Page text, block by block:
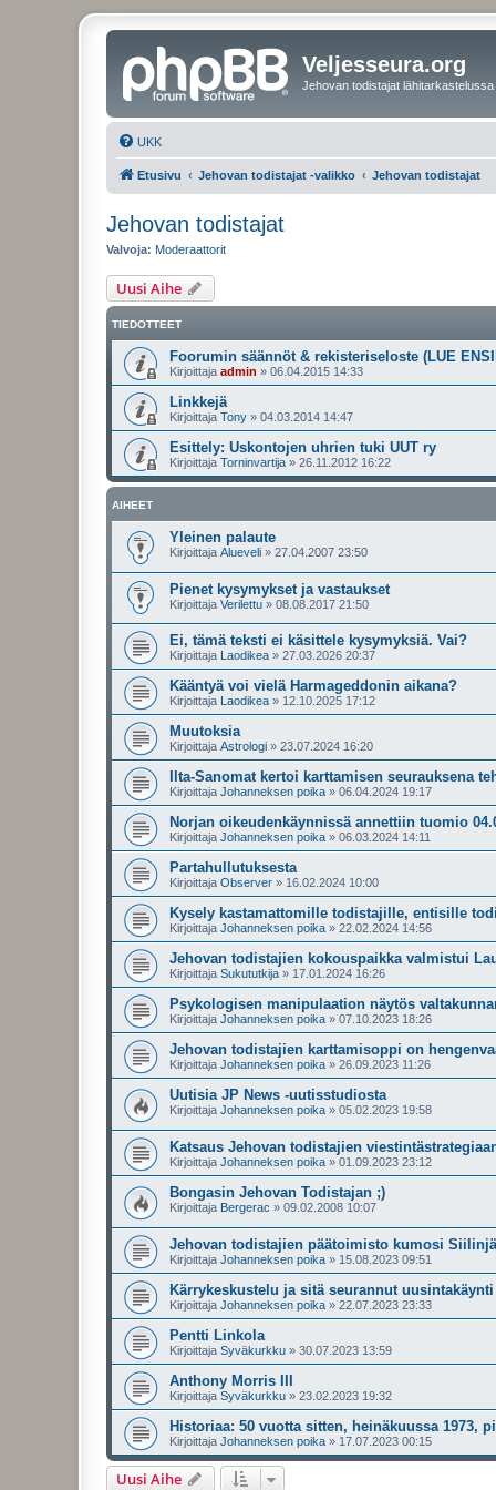
Veljesseura.org
Jehovan todistajat lähitarkastelussa
UKK
Etusivu Jehovan todistajat -valikko Jehovan todistajat
Jehovan todistajat
Valvoja: Moderaattorit
Uusi Aihe
TIEDOTTEET
Foorumin säännöt & rekisteriseloste (LUE
Kirjoittaja admin » 06.04.2015 14:33
Linkkejä
Kirjoittaja Tony » 04.03.2014 14:47
Esittely: Uskontojen uhrien tuki UUT ry
Kirjoittaja Torninvartija » 26.11.2012 16:22
AIHEET
Yleinen palaute
Kirjoittaja Alueveli » 27.04.2007 23:50
Pienet kysymykset ja vastaukset
Kirjoittaja Verilettu » 08.08.2017 21:50
Ei, tämä teksti ei käsittele kysymyksiä. Vai?
Kirjoittaja Laodikea » 27.03.2026 20:37
Kääntyä voi vielä Harmageddonin aikana?
Kirjoittaja Laodikea » 12.10.2025 17:12
Muutoksia
Kirjoittaja Astrologi » 23.07.2024 16:20
Ilta-Sanomat kertoi karttamisen seurauksena
Kirjoittaja Johanneksen poika » 06.04.2024 19:17
Norjan oikeudenkäynnissä annettiin tuomio
Kirjoittaja Johanneksen poika » 06.03.2024 14:11
Partahullutuksesta
Kirjoittaja Observer » 16.02.2024 10:00
Kysely kastamattomille todistajille, entisille
Kirjoittaja Johanneksen poika » 22.02.2024 14:56
Jehovan todistajien kokouspaikka valmistui
Kirjoittaja Sukututkija » 17.01.2024 16:26
Psykologisen manipulaation näytös
Kirjoittaja Johanneksen poika » 07.10.2023 18:26
Jehovan todistajien karttamisoppi on
Kirjoittaja Johanneksen poika » 26.09.2023 11:26
Uutisia JP News -uutisstudiosta
Kirjoittaja Johanneksen poika » 05.02.2023 19:58
Katsaus Jehovan todistajien
Kirjoittaja Johanneksen poika » 01.09.2023 23:12
Bongasin Jehovan Todistajan ;)
Kirjoittaja Bergerac » 09.02.2008 10:07
Jehovan todistajien päätoimisto kumosi
Kirjoittaja Johanneksen poika » 15.08.2023 09:51
Kärrykeskustelu ja sitä seurannut
Kirjoittaja Johanneksen poika » 22.07.2023 23:33
Pentti Linkola
Kirjoittaja Syväkurkku » 30.07.2023 13:59
Anthony Morris III
Kirjoittaja Syväkurkku » 23.02.2023 19:32
Historiaa: 50 vuotta sitten, heinäkuussa
Kirjoittaja Johanneksen poika » 17.07.2023 00:15
Uusi Aihe